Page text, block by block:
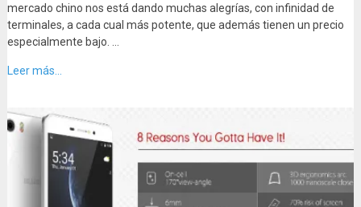
mercado chino nos está dando muchas alegrías, con infinidad de
terminales, a cada cual más potente, que además tienen un precio
especialmente bajo. …
Leer más...